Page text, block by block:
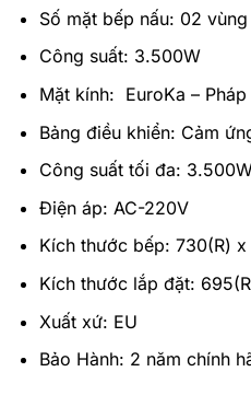
Số mặt bếp nấu: 02
Công suất: 3.500W
Mặt kính: EuroKa – Pháp
Bảng điều khiển: Cảm
Công suất tối đa:
Điện áp: AC-220V
Kích thước bếp: 730(R)
Kích thước lắp đặt:
Xuất xứ: EU
Bảo Hành: 2 năm chính